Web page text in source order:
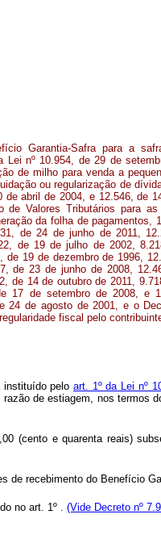
Garantia-Safra para a
Lei nº 10.954, de 29 de
de milho para venda a
ou regularização de
de abril de 2004, e 12.546, de
de Valores Tributários para
da folha de
de 24 de junho de 2011,
de 19 de julho de 2002,
de 19 de dezembro de 1996,
de 23 de junho de 2008,
de 14 de outubro de 2011,
17 de setembro de 2008, e
24 de agosto de 2001, e o
fiscal pelo
instituído pelo art. 1º da Lei nº
de estiagem, nos termos
(cento e quarenta reais)
recebimento do Benefício
no art. 1º . (Vide Decreto nº